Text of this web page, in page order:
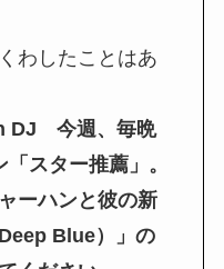
わしたことはあ
DJ 今週、毎晩
スター推薦」。
ーハンと彼の新
Blue）」の